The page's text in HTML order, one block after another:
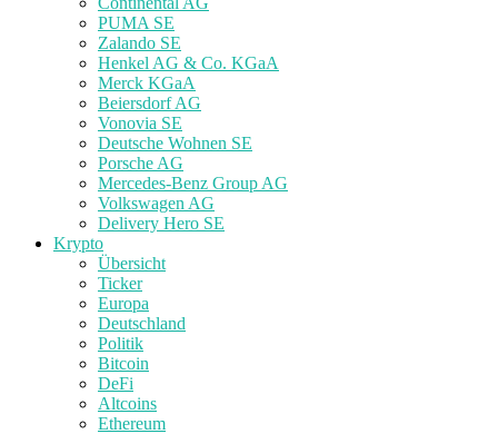
PUMA SE
Zalando SE
Henkel AG & Co. KGaA
Merck KGaA
Beiersdorf AG
Vonovia SE
Deutsche Wohnen SE
Porsche AG
Mercedes-Benz Group AG
Volkswagen AG
Delivery Hero SE
Krypto
Übersicht
Ticker
Europa
Deutschland
Politik
Bitcoin
DeFi
Altcoins
Ethereum